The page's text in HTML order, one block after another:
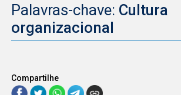
Palavras-chave: Cultura
organizacional
Compartilhe